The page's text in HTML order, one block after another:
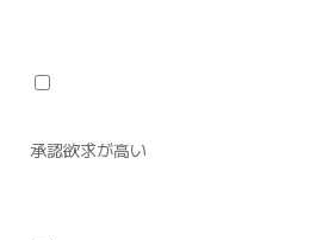
承認欲求が高い